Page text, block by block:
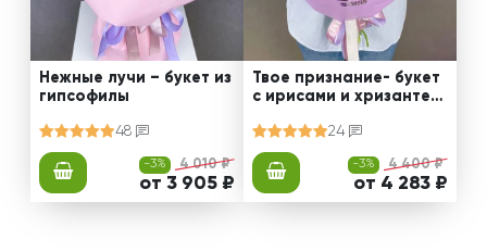
Нежные лучи – букет из
гипсофилы
48
-3% 4 010 ₽
от 3 905 ₽
Твое признание- букет
с ирисами и хризантем
24
-3% 4 400 ₽
от 4 283 ₽